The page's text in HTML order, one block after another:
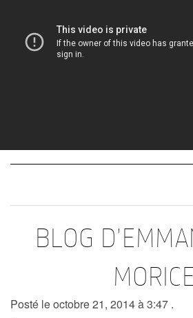
BLOG
MORICE
Posté le octobre 21, 2014 à 3:47 .